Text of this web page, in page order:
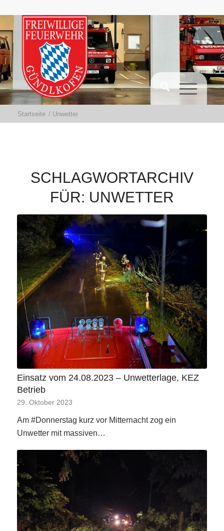
Startseite / Unwetter
SCHLAGWORTARCHIV
FÜR: UNWETTER
Einsatz vom 24.08.2023 – Unwetterlage, KEZ
Betrieb
29. Oktober 2023
Am #Donnerstag kurz vor Mitternacht zog ein
Unwetter mit massiven…